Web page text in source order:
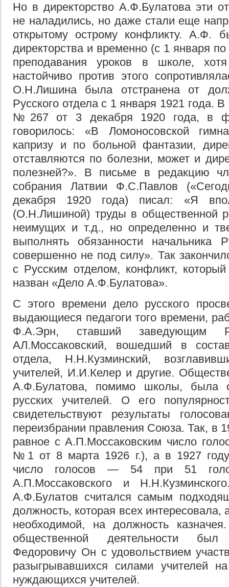
Но в директорство А.Ф.Булатова эти
не наладились, но даже стали еще
открытому острому конфликту. А.Ф.
директорства и временно (с 1 января
преподавания уроков в школе,
настойчиво против этого
О.Н.Лишина была отстранена от
Русского отдела с 1 января 1921 года. В
№267 от 3 декабря 1920 года, в
говорилось: «В Ломоносовской
капризу и по больной фантазии,
отставляются по болезни, может и
полезней?». В письме в редакцию
собрания Латвии Ф.С.Павлов
декабря 1920 года) писал: «Я
(О.Н.Лишиной) труды в общественной
неимущих и т.д., но определенно и
выполнять обязанности начальника
совершенно не под силу». Так
с Русским отделом, конфликт,
назван «Дело А.Ф.Булатова».
С этого времени дело русского
выдающиеся педагоги того времени,
Ф.А.Эрн, ставший заведующим
АЛ.Моссаковский, вошедший в
отдела, Н.Н.Кузминский,
учителей, И.И.Келер и другие.
А.Ф.Булатова, помимо школы, была
русских учителей. О его
свидетельствуют результаты
переизбрании правления Союза. Так, в
равное с А.П.Моссаковским число
№1 от 8 марта 1926 г.), а в 1927
число голосов — 54 при 51
А.П.Моссаковского и
А.Ф.Булатов считался самым
должность, которая всех
необходимой, на должность
общественной деятельности
Федоровичу Он с удовольствием
разыгрывавшихся силами учителей
нуждающихся учителей.